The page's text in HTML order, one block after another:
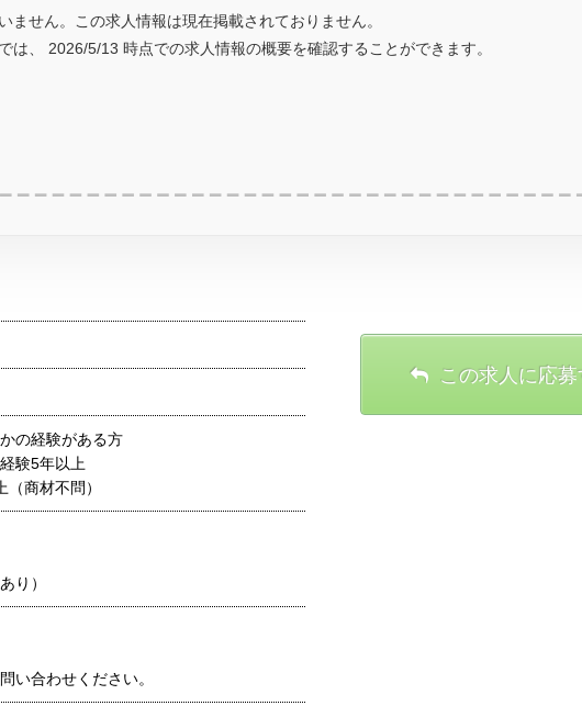
ません。この求人情報は現在掲載されておりません。
は、 2026/5/13 時点での求人情報の概要を確認することができます。
の経験がある方
験5年以上
商材不問）
り）
い合わせください。
この求人に応募